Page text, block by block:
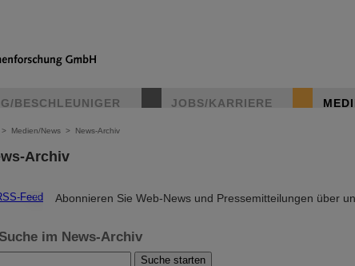
BESCHLEUNIGER JOBS/KARRIERE
> Medien/News > News-Archiv
Archiv
© Abonnieren Sie Web-News und Pressemitteilungen über
Suche im News-Archiv